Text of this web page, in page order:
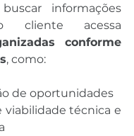
informações
conforme
, como:
de oportunidades
viabilidade técnica e